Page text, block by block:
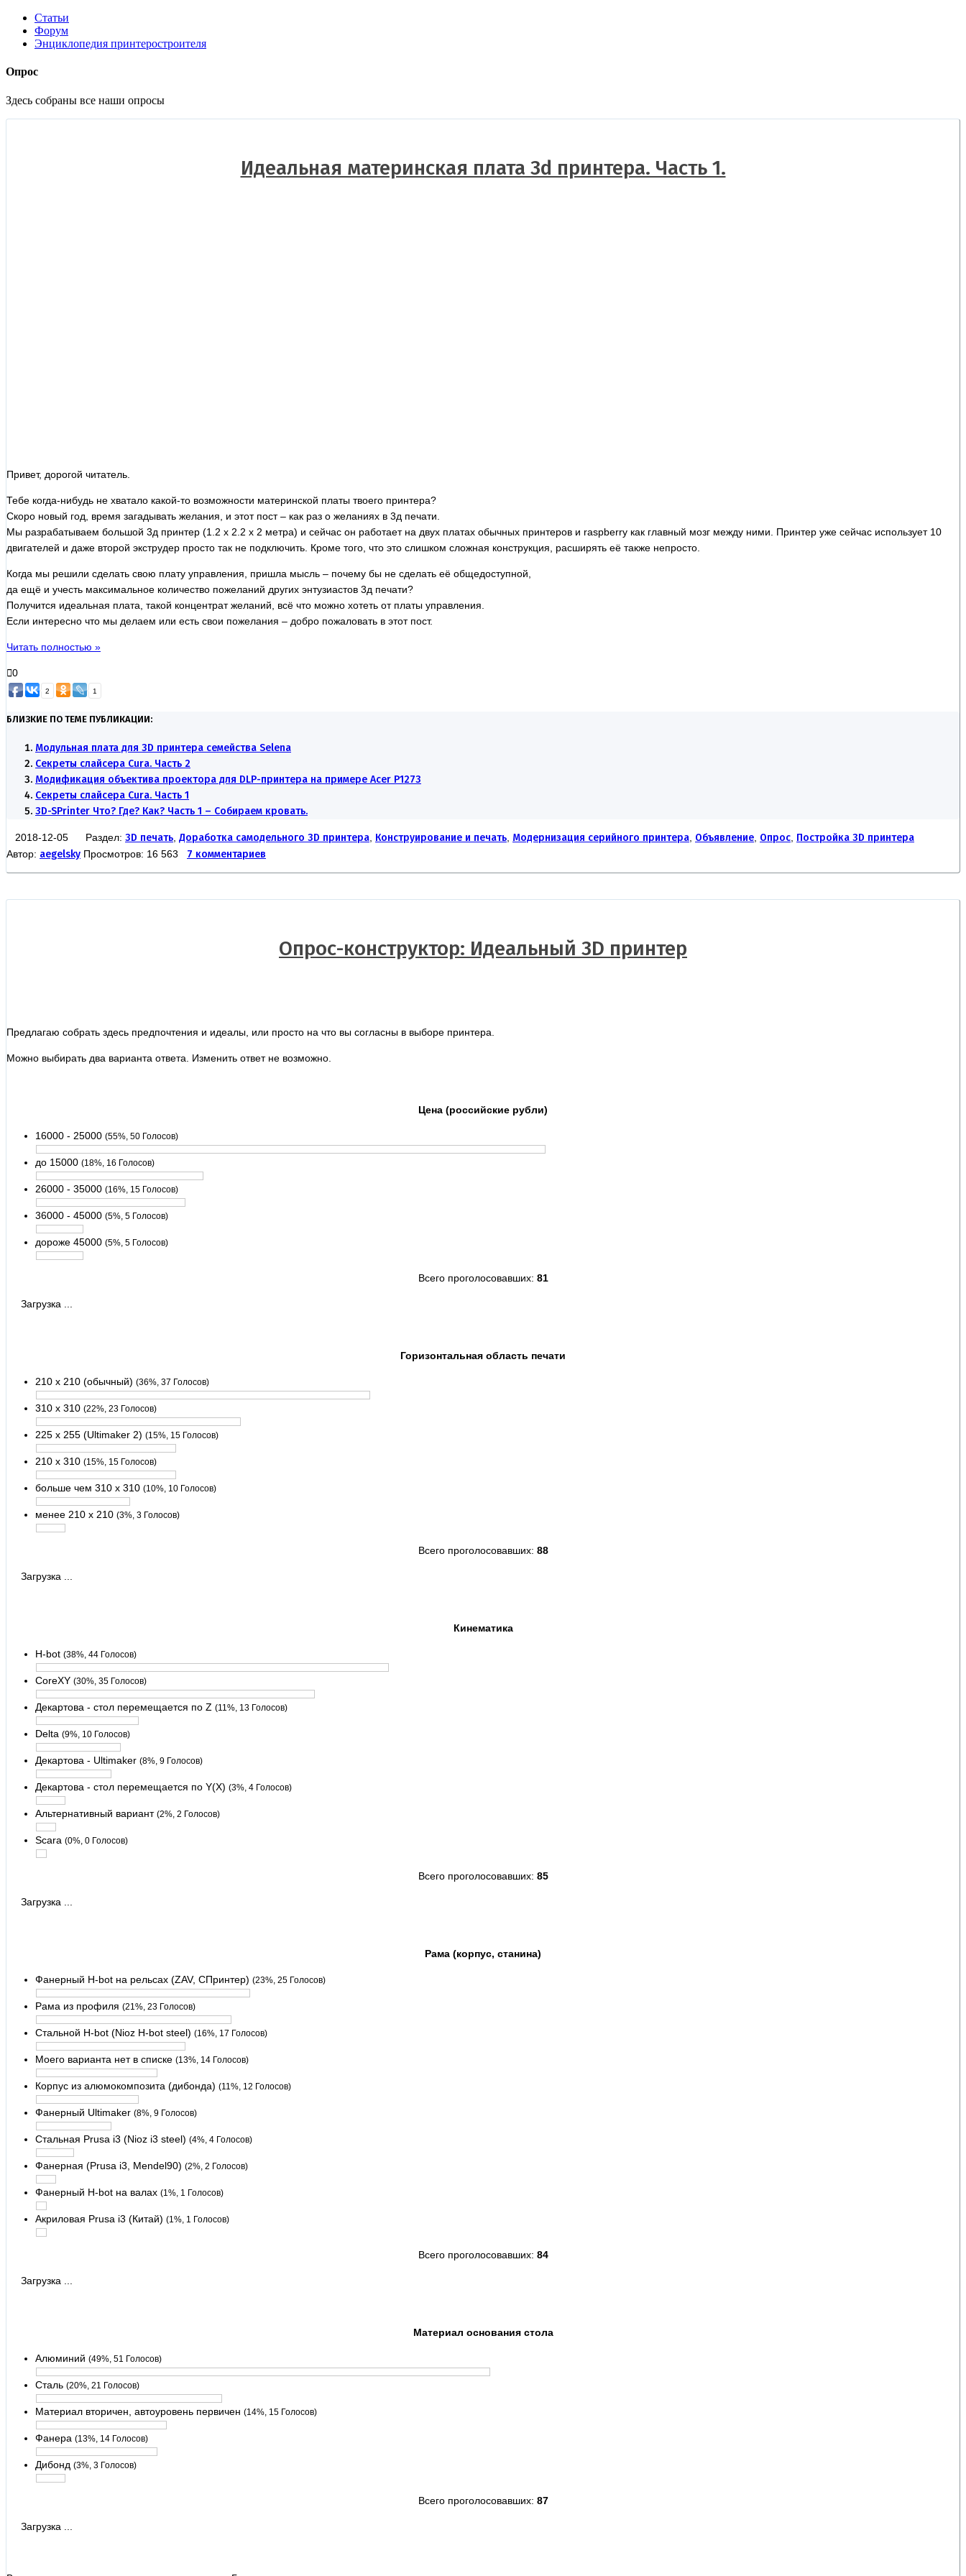
Статьи
Форум
Энциклопедия принтеростроителя
Опрос
Здесь собраны все наши опросы
Идеальная материнская плата 3d принтера. Часть 1.
Привет, дорогой читатель.
Тебе когда-нибудь не хватало какой-то возможности материнской платы твоего принтера?
Скоро новый год, время загадывать желания, и этот пост – как раз о желаниях в 3д печати.
Мы разрабатываем большой 3д принтер (1.2 х 2.2 х 2 метра) и сейчас он работает на двух платах обычных принтеров и raspberry как главный мозг между ними. Принтер уже сейчас использует 10
двигателей и даже второй экструдер просто так не подключить. Кроме того, что это слишком сложная конструкция, расширять её также непросто.
Когда мы решили сделать свою плату управления, пришла мысль – почему бы не сделать её общедоступной,
да ещё и учесть максимальное количество пожеланий других энтузиастов 3д печати?
Получится идеальная плата, такой концентрат желаний, всё что можно хотеть от платы управления.
Если интересно что мы делаем или есть свои пожелания – добро пожаловать в этот пост.
Читать полностью »
0
2 1
БЛИЗКИЕ ПО ТЕМЕ ПУБЛИКАЦИИ:
Модульная плата для 3D принтера семейства Selena
Секреты слайсера Cura. Часть 2
Модификация объектива проектора для DLP-принтера на примере Acer P1273
Секреты слайсера Cura. Часть 1
3D-SPrinter Что? Где? Как? Часть 1 – Собираем кровать.
2018-12-05 Раздел: 3D печать Доработка самодельного 3D принтера Конструирование и печать Модернизация серийного принтера Объявление Опрос Постройка 3D принтера
Автор: aegelsky Просмотров: 16 563 7 комментариев
Опрос-конструктор: Идеальный 3D принтер
Предлагаю собрать здесь предпочтения и идеалы, или просто на что вы согласны в выборе принтера.
Можно выбирать два варианта ответа. Изменить ответ не возможно.
Цена (российские рубли)
16000 - 25000 (55%, 50 Голосов)
до 15000 (18%, 16 Голосов)
26000 - 35000 (16%, 15 Голосов)
36000 - 45000 (5%, 5 Голосов)
дороже 45000 (5%, 5 Голосов)
Всего проголосовавших: 81
Загрузка ...
Горизонтальная область печати
210 x 210 (обычный) (36%, 37 Голосов)
310 x 310 (22%, 23 Голосов)
225 x 255 (Ultimaker 2) (15%, 15 Голосов)
210 x 310 (15%, 15 Голосов)
больше чем 310 x 310 (10%, 10 Голосов)
менее 210 x 210 (3%, 3 Голосов)
Всего проголосовавших: 88
Загрузка ...
Кинематика
H-bot (38%, 44 Голосов)
CoreXY (30%, 35 Голосов)
Декартова - стол перемещается по Z (11%, 13 Голосов)
Delta (9%, 10 Голосов)
Декартова - Ultimaker (8%, 9 Голосов)
Декартова - стол перемещается по Y(X) (3%, 4 Голосов)
Альтернативный вариант (2%, 2 Голосов)
Scara (0%, 0 Голосов)
Всего проголосовавших: 85
Загрузка ...
Рама (корпус, станина)
Фанерный H-bot на рельсах (ZAV, СПринтер) (23%, 25 Голосов)
Рама из профиля (21%, 23 Голосов)
Стальной H-bot (Nioz H-bot steel) (16%, 17 Голосов)
Моего варианта нет в списке (13%, 14 Голосов)
Корпус из алюмокомпозита (дибонда) (11%, 12 Голосов)
Фанерный Ultimaker (8%, 9 Голосов)
Стальная Prusa i3 (Nioz i3 steel) (4%, 4 Голосов)
Фанерная (Prusa i3, Mendel90) (2%, 2 Голосов)
Фанерный H-bot на валах (1%, 1 Голосов)
Акриловая Prusa i3 (Китай) (1%, 1 Голосов)
Всего проголосовавших: 84
Загрузка ...
Материал основания стола
Алюминий (49%, 51 Голосов)
Сталь (20%, 21 Голосов)
Материал вторичен, автоуровень первичен (14%, 15 Голосов)
Фанера (13%, 14 Голосов)
Дибонд (3%, 3 Голосов)
Всего проголосовавших: 87
Загрузка ...